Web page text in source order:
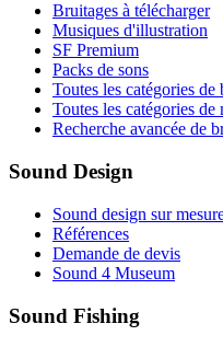
Bruitages à télécharger
Musiques d'illustration
SF Premium
Packs de sons
Toutes les catégories de
Toutes les catégories de
Recherche avancée de
Sound Design
Sound design sur
Références
Demande de devis
Sound 4 Museum
Sound Fishing